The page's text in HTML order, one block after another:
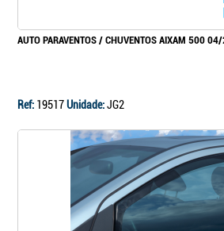
AUTO PARAVENTOS / CHUVENTOS AIXAM 500
Ref: 19517Unidade:JG2